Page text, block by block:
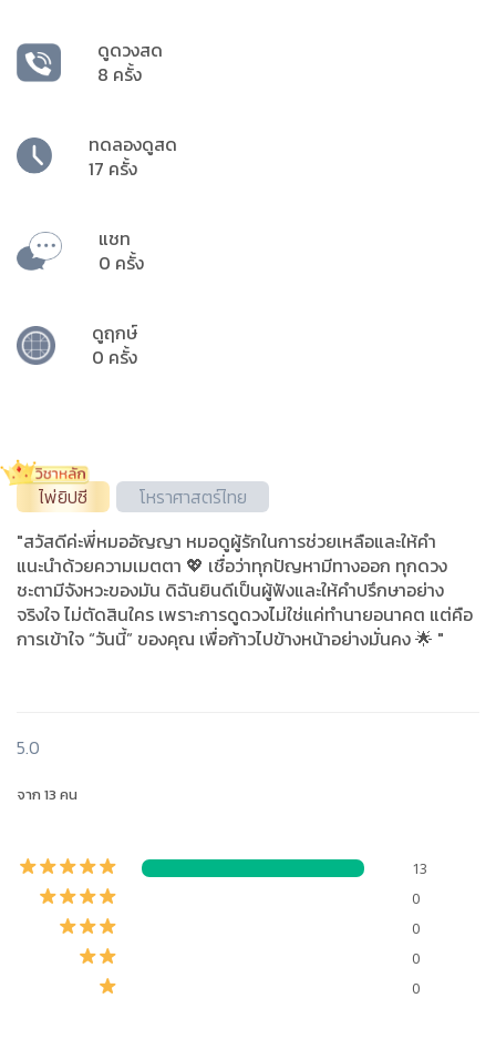
ดูดวงสด
8 ครั้ง
ทดลองดูสด
17 ครั้ง
แชท
0 ครั้ง
ดูฤกษ์
0 ครั้ง
ไพ่ยิปซี
โหราศาสตร์ไทย
"สวัสดีค่ะพี่หมออัญญา หมอดูผู้รักในการช่วยเหลือและให้คำ
แนะนำด้วยความเมตตา 💖 เชื่อว่าทุกปัญหามีทางออก ทุกดวง
ชะตามีจังหวะของมัน ดิฉันยินดีเป็นผู้ฟังและให้คำปรึกษาอย่าง
จริงใจ ไม่ตัดสินใคร เพราะการดูดวงไม่ใช่แค่ทำนายอนาคต แต่คือ
การเข้าใจ “วันนี้” ของคุณ เพื่อก้าวไปข้างหน้าอย่างมั่นคง 🌟 "
5.0
จาก 13 คน
13
0
0
0
0